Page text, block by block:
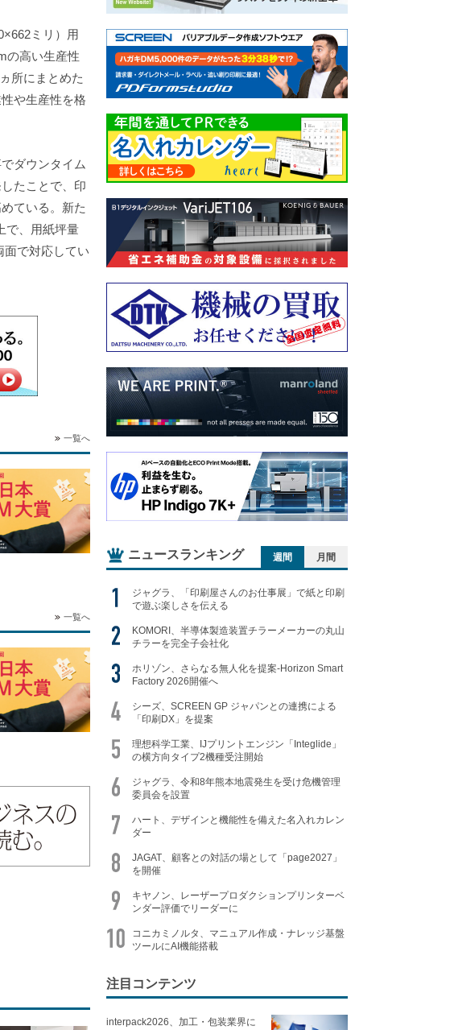
ミリ）用
の高い生産性
所にまとめた
や生産性を格
ダウンタイム
たことで、印
ている。新た
で、用紙坪量
面で対応してい
一覧へ
一覧へ
ニュースランキング 週間 月間
ジャグラ、「印刷屋さんのお仕事展」で紙と印刷
で遊ぶ楽しさを伝える
KOMORI、半導体製造装置チラーメーカーの丸山
チラーを完全子会社化
ホリゾン、さらなる無人化を提案-Horizon Smart
Factory 2026開催へ
シーズ、SCREEN GP ジャパンとの連携による
「印刷DX」を提案
理想科学工業、IJプリントエンジン「Integlide」
の横方向タイプ2機種受注開始
ジャグラ、令和8年熊本地震発生を受け危機管理
委員会を設置
ハート、デザインと機能性を備えた名入れカレン
ダー
JAGAT、顧客との対話の場として「page2027」
を開催
キヤノン、レーザープロダクションプリンターベ
ンダー評価でリーダーに
コニカミノルタ、マニュアル作成・ナレッジ基盤
ツールにAI機能搭載
注目コンテンツ
interpack2026、加工・包装業界に